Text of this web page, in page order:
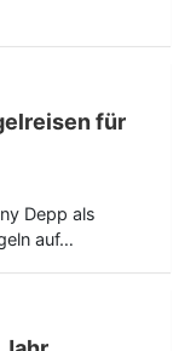
für
Depp als
auf…